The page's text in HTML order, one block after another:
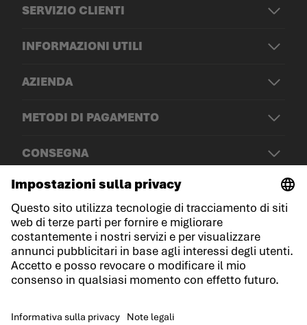
SERVIZIO CLIENTI
INFORMAZIONI UTILI
AZIENDA
METODI DI PAGAMENTO
CONSEGNA
© LOWA Sportschuhe GmbH
Note legali
Protezione dei dati